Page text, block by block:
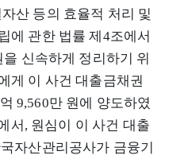
산 등의 효율적 처리 및
에 관한 법률 제4조에서
신속하게 정리하기 위
게 이 사건 대출금채권
9,560만 원에 양도하였
서, 원심이 이 사건 대출
자산관리공사가 금융기